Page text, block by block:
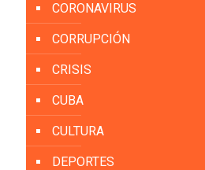
CORONAVIRUS
CORRUPCIÓN
CRISIS
CUBA
CULTURA
DEPORTES